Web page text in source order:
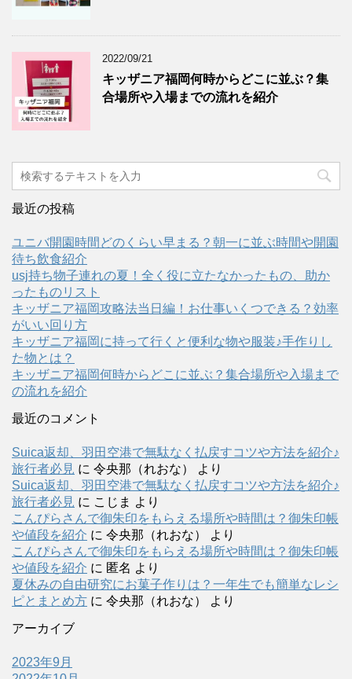
2022/09/21
キッザニア福岡何時からどこに並ぶ？集
合場所や入場までの流れを紹介
最近の投稿
ユニバ開園時間どのくらい早まる？朝一に並ぶ時間や開園
待ち飲食紹介
usj持ち物子連れの夏！全く役に立たなかったもの、助か
ったものリスト
キッザニア福岡攻略法当日編！お仕事いくつできる？効率
がいい回り方
キッザニア福岡に持って行くと便利な物や服装♪手作りし
た物とは？
キッザニア福岡何時からどこに並ぶ？集合場所や入場まで
の流れを紹介
最近のコメント
Suica返却、羽田空港で無駄なく払戻すコツや方法を紹介♪
旅行者必見 に 令央那（れおな）
より
Suica返却、羽田空港で無駄なく払戻すコツや方法を紹介♪
旅行者必見 に こじま より
こんぴらさんで御朱印をもらえる場所や時間は？御朱印帳
や値段を紹介 に 令央那（れおな）
より
こんぴらさんで御朱印をもらえる場所や時間は？御朱印帳
や値段を紹介 に 匿名 より
夏休みの自由研究にお菓子作りは？一年生でも簡単なレシ
ピとまとめ方 に 令央那（れおな） より
アーカイブ
2023年9月